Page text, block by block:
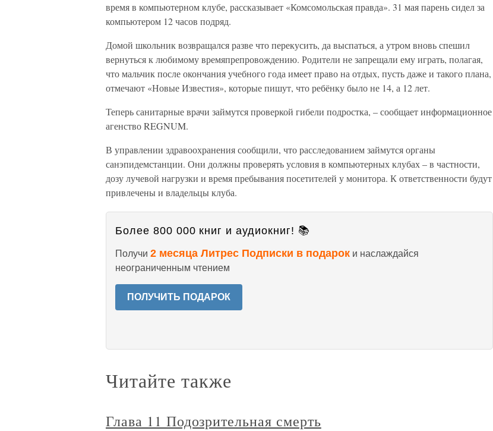
время в компьютерном клубе, рассказывает «Комсомольская правда». 31 мая парень сидел за
компьютером 12 часов подряд.
Домой школьник возвращался разве что перекусить, да выспаться, а утром вновь спешил
вернуться к любимому времяпрепровождению. Родители не запрещали ему играть, полагая,
что мальчик после окончания учебного года имеет право на отдых, пусть даже и такого плана,
отмечают «Новые Известия», которые пишут, что ребёнку было не 14, а 12 лет.
Теперь санитарные врачи займутся проверкой гибели подростка, – сообщает информационное
агенство REGNUM.
В управлении здравоохранения сообщили, что расследованием займутся органы
санэпидемстанции. Они должны проверять условия в компьютерных клубах – в частности,
дозу лучевой нагрузки и время пребывания посетителей у монитора. К ответственности будут
привлечены и владельцы клуба.
Более 800 000 книг и аудиокниг! 📚
Получи 2 месяца Литрес Подписки в подарок и наслаждайся
неограниченным чтением
ПОЛУЧИТЬ ПОДАРОК
Читайте также
Глава 11 Подозрительная смерть